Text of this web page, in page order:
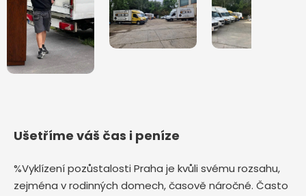
Ušetříme váš čas i peníze
%Vyklízení pozůstalosti Praha je kvůli svému rozsahu,
zejména v rodinných domech, časově náročné. Často